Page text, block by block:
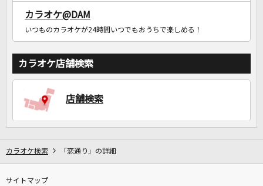
カラオケ@DAM
いつものカラオケが24時間いつでもおうちで楽しめる！
カラオケ店舗検索
店舗検索
カラオケ検索 「恋通り」の詳細
サイトマップ